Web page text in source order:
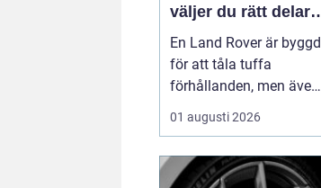
väljer du rätt delar
för lång livslängd
och trygg körning
En Land Rover är byggd
för att tåla tuffa
förhållanden, men även
den mest robusta bil
slits med tiden. När
drivlina börjar ge sig
01 augusti 2026